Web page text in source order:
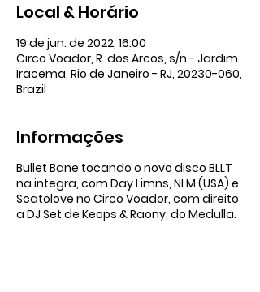
Local & Horário
19 de jun. de 2022, 16:00
Circo Voador, R. dos Arcos, s/n - Jardim
Iracema, Rio de Janeiro - RJ, 20230-060,
Brazil
Informações
Bullet Bane tocando o novo disco BLLT
na integra, com Day Limns, NLM (USA) e
Scatolove no Circo Voador, com direito
a DJ Set de Keops & Raony, do Medulla.